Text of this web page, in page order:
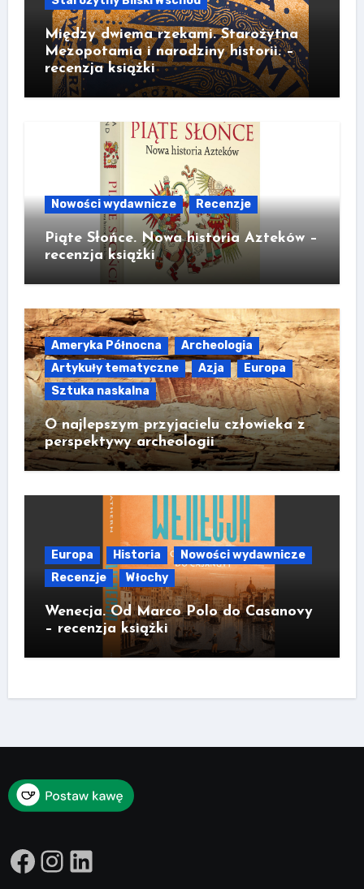
Między dwiema rzekami. Starożytna
Mezopotamia i narodziny historii. –
recenzja książki
Nowości wydawnicze Recenzje
Piąte Słońce. Nowa historia Azteków –
recenzja książki
Ameryka Północna
Archeologia
Artykuły tematyczne
Azja
Europa
Sztuka naskalna
O najlepszym przyjacielu człowieka z
perspektywy archeologii
Europa Historia
Nowości wydawnicze
Recenzje
Włochy
Wenecja. Od Marco Polo do Casanovy
– recenzja książki
Facebook
Instagram
LinkedIn